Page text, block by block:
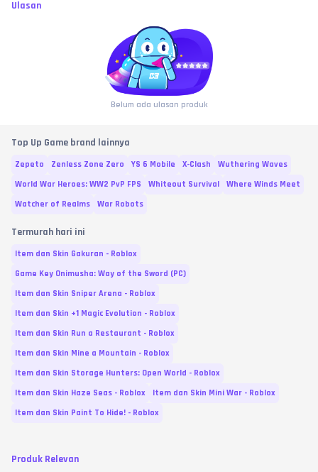
Ulasan
Belum ada ulasan produk
Top Up Game brand lainnya
Zepeto Zenless Zone Zero YS 6 Mobile X-Clash
Wuthering Waves
World War Heroes: WW2 PvP FPS
Whiteout Survival
Where Winds Meet
Watcher of Realms
War Robots
Termurah hari ini
Item dan Skin Gakuran - Roblox
Game Key Onimusha: Way of the Sword (PC)
Item dan Skin Sniper Arena - Roblox
Item dan Skin +1 Magic Evolution - Roblox
Item dan Skin Run a Restaurant - Roblox
Item dan Skin Mine a Mountain - Roblox
Item dan Skin Storage Hunters: Open World - Roblox
Item dan Skin Haze Seas - Roblox
Item dan Skin Mini War - Roblox
Item dan Skin Paint To Hide! - Roblox
Produk Relevan